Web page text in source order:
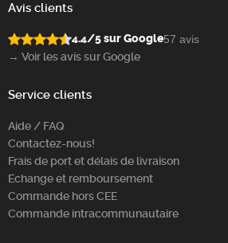
Avis clients
4.4/5 sur Google57 avis
→ Voir les avis sur Google
Service clients
Aide / FAQ
Contactez-nous!
Frais de port et délais de livraison
Echange et remboursement
Commande hors CEE
Commande intracommunautaire